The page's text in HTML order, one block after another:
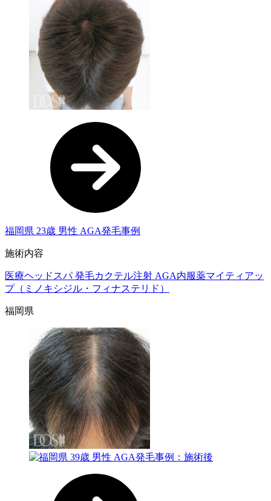
福岡県 23歳 男性 AGA発毛事例
施術内容
医療ヘッドスパ発毛カクテル注射 AGA内服薬マイティアッ
プ（ミノキシジル・フィナステリド）
福岡県